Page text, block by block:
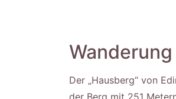
Der „Hausberg“ von
der Berg mit 251